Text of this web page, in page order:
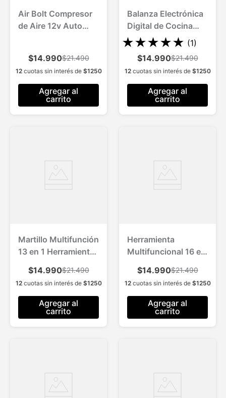
Air Bolt Compresor
de Aire 12v Auto
$14.990$21.490
12cuotas sin interés de $1250
Agregar al
carrito
Balanza Electrónica
Digital de Cocina
Hasta 5kg
★★★★★ (1)
$14.990$21.490
12cuotas sin interés de $1250
Agregar al
carrito
Martillo Multifunción
13 en 1 Herramienta
$14.990$21.490
12cuotas sin interés de $1250
Agregar al
carrito
Herramienta
Multifuncional 16 en
Liviana
$14.990$21.490
12cuotas sin interés de $1250
Agregar al
carrito